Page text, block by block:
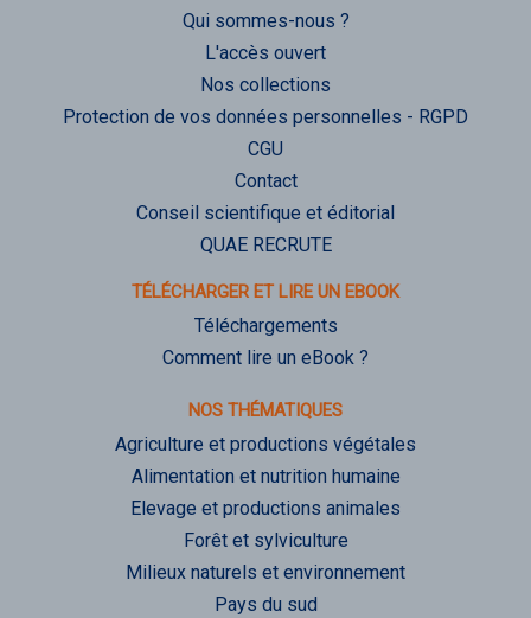
Qui sommes-nous ?
L'accès ouvert
Nos collections
Protection de vos données personnelles - RGPD
CGU
Contact
Conseil scientifique et éditorial
QUAE RECRUTE
TÉLÉCHARGER ET LIRE UN EBOOK
Téléchargements
Comment lire un eBook ?
NOS THÉMATIQUES
Agriculture et productions végétales
Alimentation et nutrition humaine
Elevage et productions animales
Forêt et sylviculture
Milieux naturels et environnement
Pays du sud